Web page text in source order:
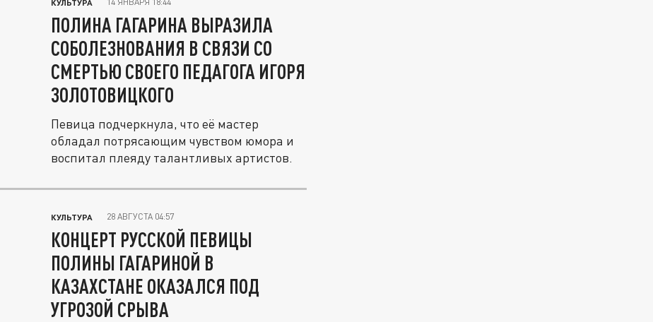
КУЛЬТУРА
ПОЛИНА ГАГАРИНА ВЫРАЗИЛА
СОБОЛЕЗНОВАНИЯ В СВЯЗИ СО
СМЕРТЬЮ СВОЕГО ПЕДАГОГА ИГОРЯ
ЗОЛОТОВИЦКОГО
Певица подчеркнула, что её мастер
обладал потрясающим чувством юмора и
воспитал плеяду талантливых артистов.
КУЛЬТУРА 28 АВГУСТА 04:57
КОНЦЕРТ РУССКОЙ ПЕВИЦЫ
ПОЛИНЫ ГАГАРИНОЙ В
КАЗАХСТАНЕ ОКАЗАЛСЯ ПОД
УГРОЗОЙ СРЫВА